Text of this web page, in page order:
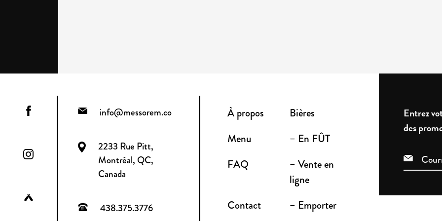
info@messorem.co
2233 Rue Pitt,
Montréal, QC,
Canada
438.375.3776
À propos
Bières
Menu
– En FÛT
FAQ
– Vente en
ligne
Contact
– Emporter
Entrez
des